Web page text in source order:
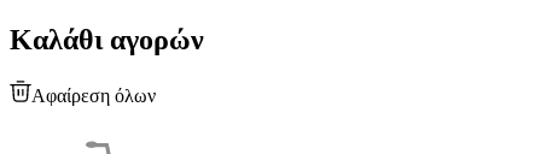
Καλάθι αγορών
Αφαίρεση όλων